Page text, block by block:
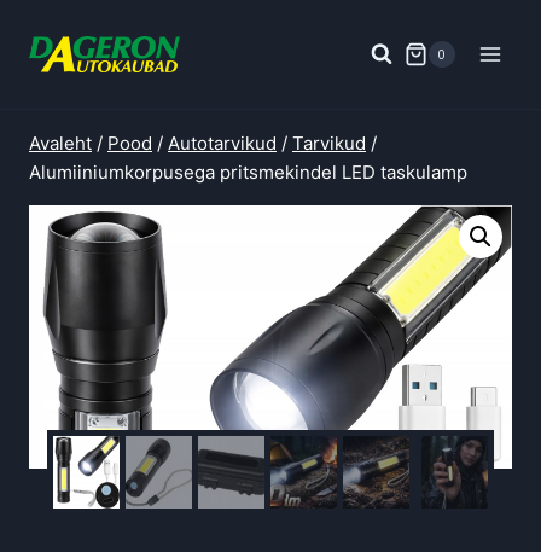
0
Avaleht / Pood / Autotarvikud / Tarvikud /
Alumiiniumkorpusega pritsmekindel LED taskulamp